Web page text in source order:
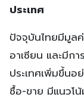
ประเทศ
ปัจจุบันไทยมีมูล
อาเซียน และมีก
ประเทศเพิ่มขึ้น
ซื้อ-ขาย มีแนวโ